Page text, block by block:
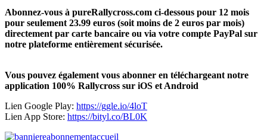
Abonnez-vous à pureRallycross.com ci-dessous pour 12 mois
pour seulement 23.99 euros (soit moins de 2 euros par mois)
directement par carte bancaire ou via votre compte PayPal sur
notre plateforme entièrement sécurisée.
Vous pouvez également vous abonner en téléchargeant notre
application 100% Rallycross sur iOS et Android
Lien Google Play: https://ggle.io/4loT
Lien App Store: https://bityl.co/BL0K